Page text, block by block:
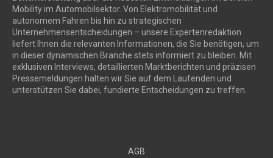
Mobility im Automobilsektor. Von Elektromobilität und
autonomem Fahren bis hin zu strategischen
Unternehmensentscheidungen – unsere Expertenredaktion
liefert Ihnen die relevanten Informationen, die Sie benötigen, um
in dieser dynamischen Branche stets informiert zu bleiben. Mit
exklusiven Interviews, detaillierten Marktberichten und präzisen
Pressemeldungen halten wir Sie auf dem Laufenden und
unterstützen Sie dabei, fundierte Entscheidungen zu treffen.
AGB